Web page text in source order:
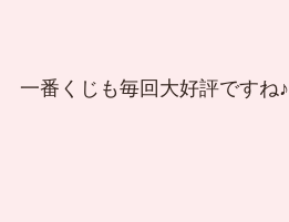
一番くじも毎回大好評ですね♪